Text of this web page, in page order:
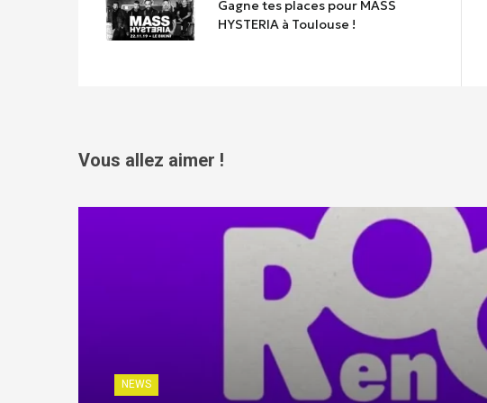
Gagne tes places pour MASS
HYSTERIA à Toulouse !
Vous allez aimer !
NEWS